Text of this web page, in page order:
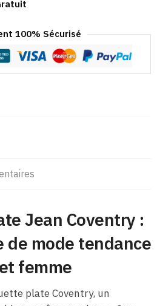
100% Sécurisé
Jean Coventry :
de mode tendance
femme
plate Coventry, un